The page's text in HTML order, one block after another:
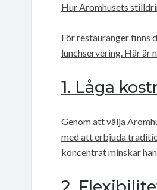
Hur Aromhusets
För restauranger finns
lunchservering. Här är
1. Låga
Genom att välja
med att erbjuda
koncentrat minskar